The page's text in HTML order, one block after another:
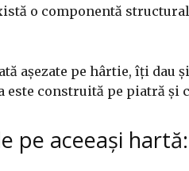
o componentă
așezate pe hârtie, îți dau
este construită pe piatră și
pe aceeași hartă: